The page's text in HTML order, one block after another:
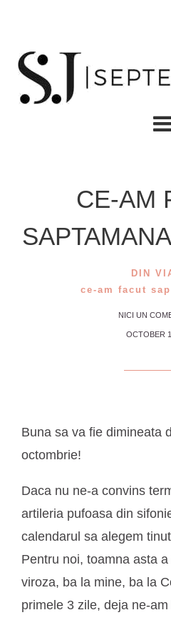
CE-AM
DIN
ce-am facut
NICI UN
OCTOBER
Buna sa va fie dimineata
octombrie!
Daca nu ne-a convins
artileria pufoasa din
calendarul sa alegem
Pentru noi, toamna asta
viroza, ba la mine, ba la
primele 3 zile, deja ne-